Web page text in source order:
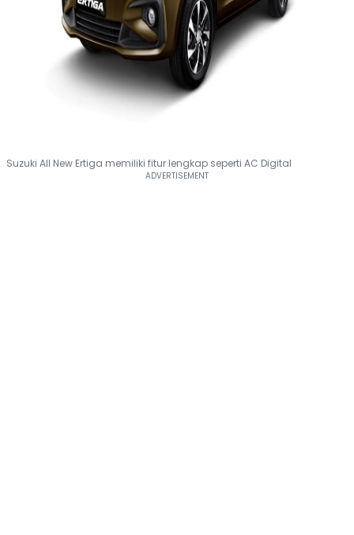
Suzuki All New Ertiga memiliki fitur lengkap seperti AC Digital